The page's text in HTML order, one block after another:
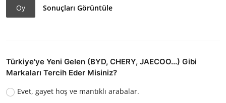
Oy Sonuçları Görüntüle
Türkiye'ye Yeni Gelen (BYD, CHERY, JAECOO...) Gibi
Markaları Tercih Eder Misiniz?
Evet, gayet hoş ve mantıklı arabalar.